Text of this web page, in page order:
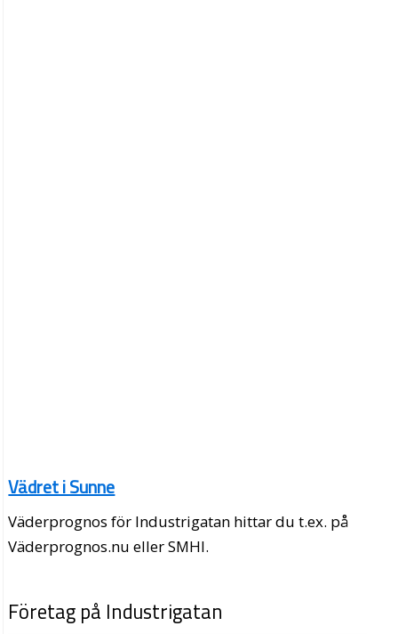
Vädret i Sunne
Väderprognos för Industrigatan hittar du t.ex. på
Väderprognos.nu eller SMHI.
Företag på Industrigatan